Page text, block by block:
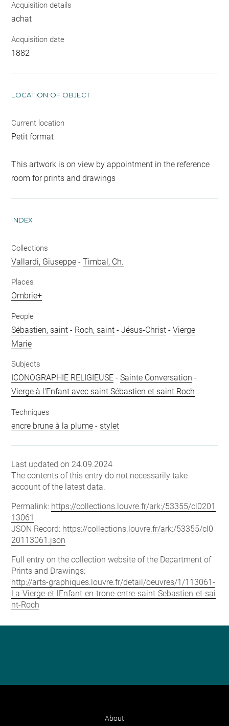
Acquisition details
achat
Acquisition date
1882
LOCATION OF OBJECT
Current location
Petit format
This artwork is on view by appointment in the reference
room for prints and drawings
INDEX
Collections
Vallardi, Giuseppe -Timbal, Ch.
Places
Ombrie+
People
Sébastien, saint - Roch, saint -Jésus-Christ -Vierge
Marie
Subjects
ICONOGRAPHIE RELIGIEUSE -Sainte Conversation -
Vierge à l'Enfant avec saint Sébastien et saint Roch
Techniques
encre brune à la plume - stylet
Last updated on 24.09.2024
The contents of this entry do not necessarily take
account of the latest data.
Permalink: https://collections.louvre.fr/ark:/53355/cl0201
13061
JSON Record: https://collections.louvre.fr/ark:/53355/cl0
20113061.json
Full entry on the collection website of the Department of
Prints and Drawings:
http://arts-graphiques.louvre.fr/detail/oeuvres/1/113061-
La-Vierge-et-lEnfant-en-trone-entre-saint-Sebastien-et-sai
nt-Roch
About